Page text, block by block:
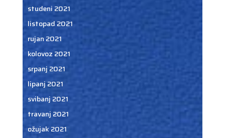
studeni 2021
listopad 2021
rujan 2021
kolovoz 2021
srpanj 2021
lipanj 2021
svibanj 2021
travanj 2021
ožujak 2021